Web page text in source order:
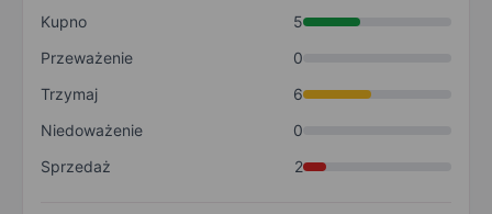
Kupno
5
Przeważenie
0
Trzymaj
6
Niedoważenie
0
Sprzedaż
2